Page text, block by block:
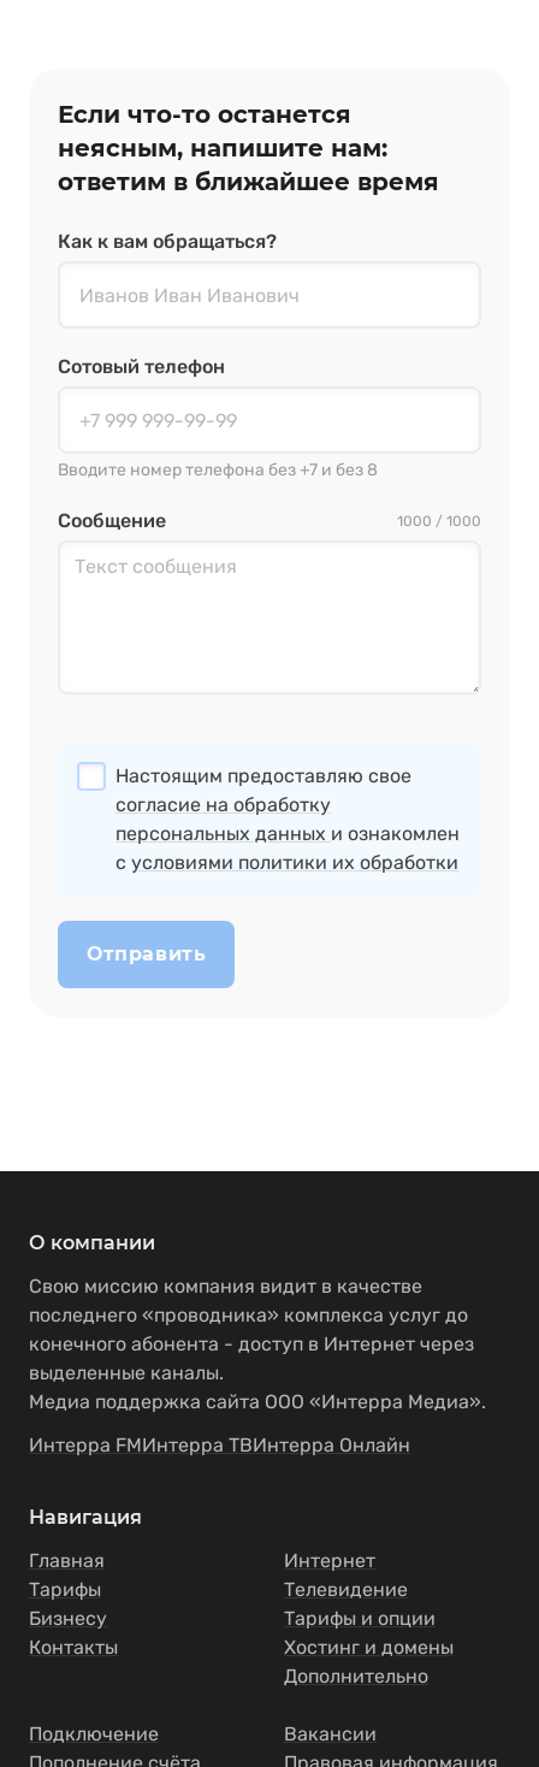
Если что‑то останется
неясным, напишите нам:
ответим в ближайшее время
Как к вам обращаться?
Сотовый телефон
Вводите номер телефона без +7 и без 8
Сообщение 1000 / 1000
Настоящим предоставляю свое
согласие на обработку
персональных данных и ознакомлен
с условиями политики их обработки
Отправить
О компании
Свою миссию компания видит в качестве
последнего «проводника» комплекса услуг до
конечного абонента - доступ в Интернет через
выделенные каналы.
Медиа поддержка сайта ООО «Интерра Медиа».
Интерра FMИнтерра ТВИнтерра Онлайн
Навигация
Главная
Тарифы
Бизнесу
Контакты
Интернет
Телевидение
Тарифы и опции
Хостинг и домены
Дополнительно
Подключение
Вакансии